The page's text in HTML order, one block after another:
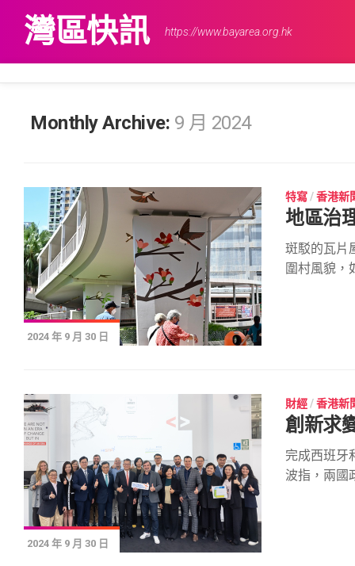
content灣區快訊 https://www.bayarea.org.hk
Monthly Archive: 9 月 2024
2024 年 9 月 30 日
特寫 /香港新
地區治
斑駁的瓦片
圍村風貌，
2024 年 9 月 30 日
財經 /香港新
創新求
完成西班牙
波指，兩國